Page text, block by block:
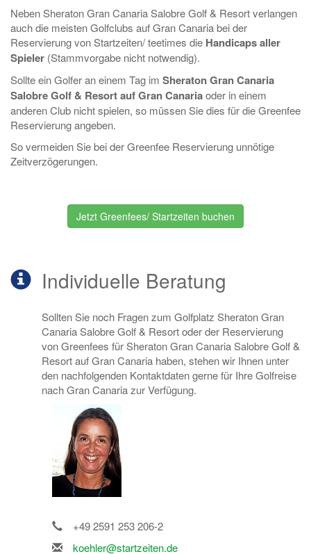
Neben Sheraton Gran Canaria Salobre Golf & Resort verlangen
auch die meisten Golfclubs auf Gran Canaria bei der
Reservierung von Startzeiten/ teetimes die Handicaps aller
Spieler (Stammvorgabe nicht notwendig).
Sollte ein Golfer an einem Tag im Sheraton Gran Canaria
Salobre Golf & Resort auf Gran Canariaoder in einem
anderen Club nicht spielen, so müssen Sie dies für die Greenfee
Reservierung angeben.
So vermeiden Sie bei der Greenfee Reservierung unnötige
Zeitverzögerungen.
Jetzt Greenfees/ Startzeiten buchen
Individuelle Beratung
Sollten Sie noch Fragen zum Golfplatz Sheraton Gran
Canaria Salobre Golf & Resort oder der Reservierung
von Greenfees für Sheraton Gran Canaria Salobre Golf &
Resort auf Gran Canaria haben, stehen wir Ihnen unter
den nachfolgenden Kontaktdaten gerne für Ihre Golfreise
nach Gran Canaria zur Verfügung.
+49 2591 253 206-2
koehler@startzeiten.de